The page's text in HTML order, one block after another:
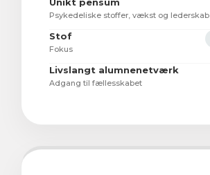
Psykedeliske stoffer, vækst og lederskab
Stof
Fokus
Livslangt alumnenetværk
Adgang til fællesskabet